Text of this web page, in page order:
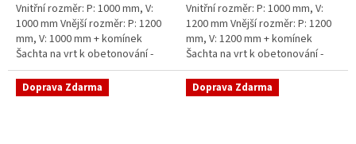
Vnitřní rozměr: P: 1000 mm, V:
1000 mm Vnější rozměr: P: 1200
mm, V: 1000 mm + komínek
Šachta na vrt k obetonování -
vhodná pod parkovací stání,
komunikace nebo do míst...
Vnitřní rozměr: P: 1000 mm, V:
1200 mm Vnější rozměr: P: 1200
mm, V: 1200 mm + komínek
Šachta na vrt k obetonování -
vhodná pod parkovací stání,
komunikace nebo do míst...
Doprava Zdarma Doprava Zdarma